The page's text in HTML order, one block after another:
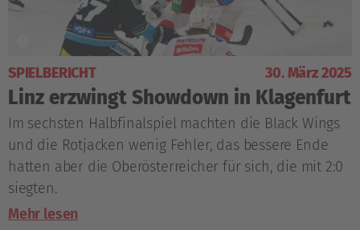
SPIELBERICHT 30. März 2025
Linz erzwingt Showdown in Klagenfurt
Im sechsten Halbfinalspiel machten die Black Wings
und die Rotjacken wenig Fehler, das bessere Ende
hatten aber die Oberösterreicher für sich, die mit 2:0
siegten.
Mehr lesen